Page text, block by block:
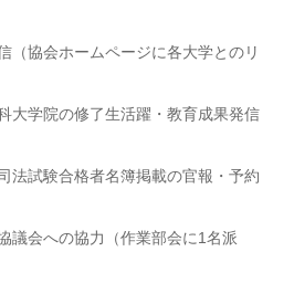
（協会ホームページに各大学とのリ
大学院の修了生活躍・教育成果発信
法試験合格者名簿掲載の官報・予約
議会への協力（作業部会に1名派